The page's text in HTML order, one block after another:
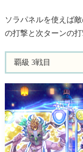
ソラパネルを使えば
の打撃と次ターンの
覇級 3戦目